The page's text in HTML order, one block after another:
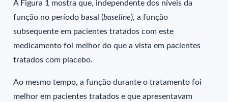
A Figura 1 mostra que, independente dos níveis da
função no período basal (baseline), a função
subsequente em pacientes tratados com este
medicamento foi melhor do que a vista em pacientes
tratados com placebo.
Ao mesmo tempo, a função durante o tratamento foi
melhor em pacientes tratados e que apresentavam